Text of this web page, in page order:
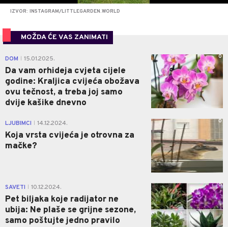
IZVOR: INSTAGRAM/LITTLEGARDEN.WORLD
MOŽDA ĆE VAS ZANIMATI
DOM 15.01.2025.
Da vam orhideja cvjeta cijele
godine: Kraljica cvijeća obožava
ovu tečnost, a treba joj samo
dvije kašike dnevno
0
LJUBIMCI 14.12.2024.
Koja vrsta cvijeća je otrovna za
mačke?
0
SAVETI 10.12.2024.
Pet biljaka koje radijator ne
ubija: Ne plaše se grijne sezone,
samo poštujte jedno pravilo
0